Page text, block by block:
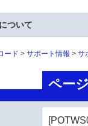
ついて
ード サポート情報 サ
ペー